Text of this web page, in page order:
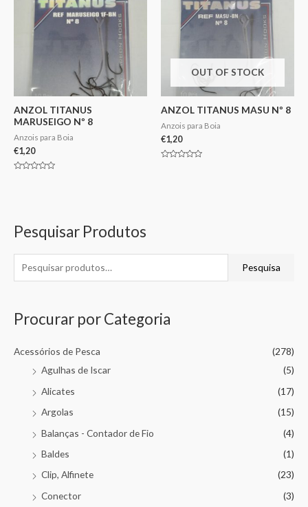
Pesquisar Produtos
Pesquisa
Procurar por Categoria
Acessórios de Pesca
(278)
Agulhas de Iscar
(5)
Alicates
(17)
Argolas
(15)
Balanças - Contador de Fio
(4)
Baldes
(1)
Clip, Alfinete
(23)
Conector
(3)
ANZOL TITANUS
MARUSEIGO Nº 8
Anzois para Boia
€1,20
OUT OF STOCK
ANZOL TITANUS MASU Nº 8
Anzois para Boia
€1,20